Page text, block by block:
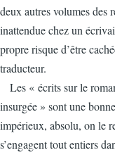
deux autres volumes des
inattendue chez un
propre risque d’être
traducteur.
Les « écrits sur le
insurgée » sont une
impérieux, absolu, on le
s’engagent tout entiers